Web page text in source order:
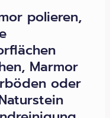
polieren,
Marmor
oder